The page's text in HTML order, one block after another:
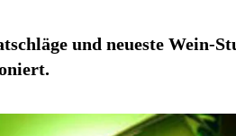
und neueste Wein-